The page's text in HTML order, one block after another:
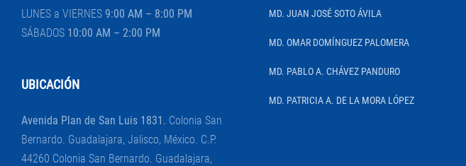
LUNES a VIERNES 9:00 AM – 8:00 PM
SÁBADOS 10:00 AM – 2:00 PM
UBICACIÓN
Avenida Plan de San Luis 1831. Colonia San
Bernardo. Guadalajara, Jalisco, México. C.P.
44260 Colonia San Bernardo. Guadalajara,
MD. JUAN JOSÉ SOTO ÁVILA
MD. OMAR DOMÍNGUEZ PALOMERA
MD. PABLO A. CHÁVEZ PANDURO
MD. PATRICIA A. DE LA MORA LÓPEZ